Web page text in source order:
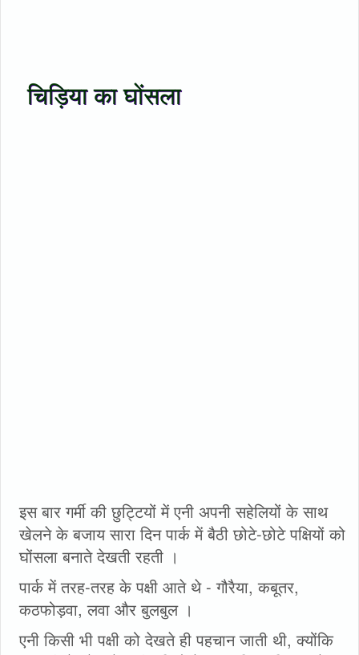
चिड़िया का घोंसला
इस बार गर्मी की छुट्टियों में एनी अपनी सहेलियों के साथ
खेलने के बजाय सारा दिन पार्क में बैठी छोटे-छोटे पक्षियों को
घोंसला बनाते देखती रहती ।
पार्क में तरह-तरह के पक्षी आते थे - गौरैया, कबूतर,
कठफोड़वा, लवा और बुलबुल ।
एनी किसी भी पक्षी को देखते ही पहचान जाती थी, क्योंकि